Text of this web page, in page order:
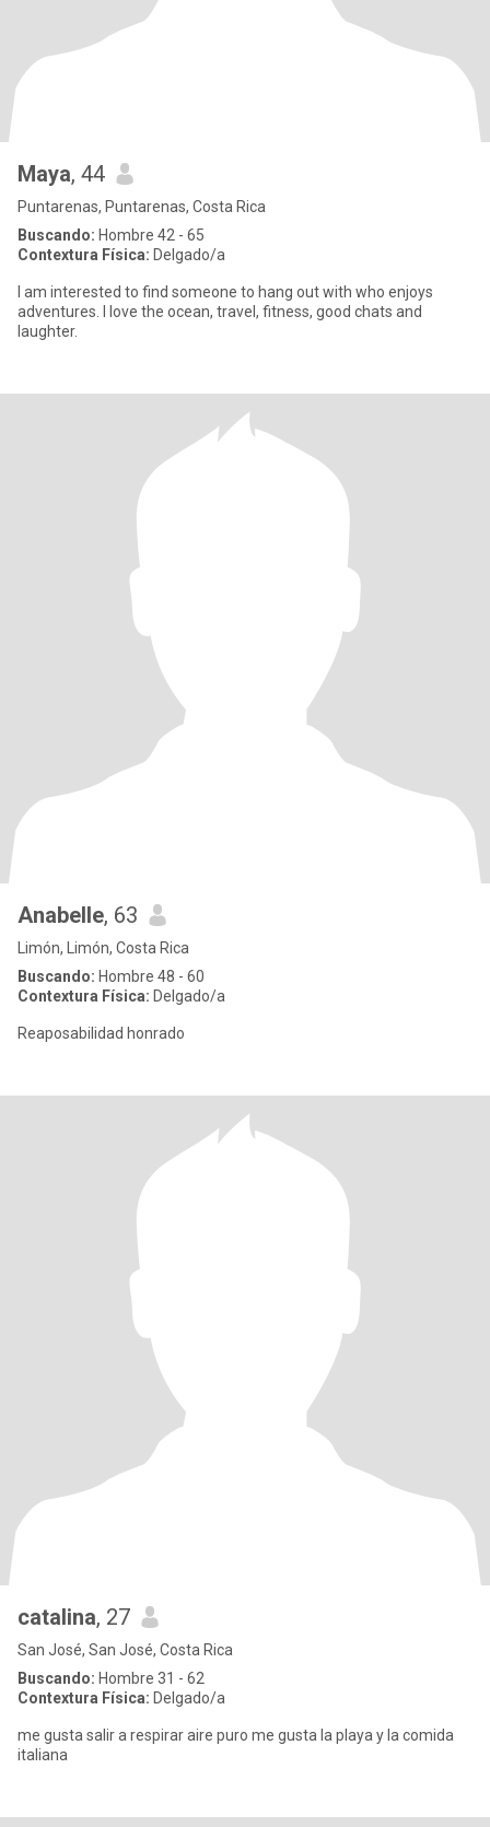
Maya, 44
Puntarenas, Puntarenas, Costa Rica
Buscando: Hombre 42 - 65
Contextura Física: Delgado/a
I am interested to find someone to hang out with who enjoys
adventures. I love the ocean, travel, fitness, good chats and
laughter.
Anabelle, 63
Limón, Limón, Costa Rica
Buscando: Hombre 48 - 60
Contextura Física: Delgado/a
Reaposabilidad honrado
catalina, 27
San José, San José, Costa Rica
Buscando: Hombre 31 - 62
Contextura Física: Delgado/a
me gusta salir a respirar aire puro me gusta la playa y la comida
italiana